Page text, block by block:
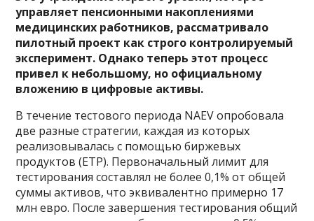
управляет пенсионными накоплениями
медицинских работников, рассматривало
пилотный проект как строго контролируемый
эксперимент. Однако теперь этот процесс
привел к небольшому, но официальному
вложению в цифровые активы.
В течение тестового периода NAEV опробовала
две разные стратегии, каждая из которых
реализовывалась с помощью биржевых
продуктов (ETP). Первоначальный лимит для
тестирования составлял не более 0,1% от общей
суммы активов, что эквивалентно примерно 17
млн евро. После завершения тестирования общий